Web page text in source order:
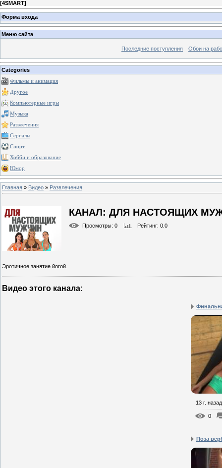
[4SMART]
Форма входа
Меню сайта
Последние поступления Обои на
Categories
Фильмы и анимация
Другое
Компьютерные игры
Музыка
Развлечения
Сериалы
Спорт
Хобби и образование
Юмор
Главная » Видео » Развлечения
КАНАЛ: ДЛЯ НАСТОЯЩИХ
Просмотры: 0 Рейтинг: 0.0
Эротичное занятие йогой.
Видео этого канала:
13 г. назад
0
Поза